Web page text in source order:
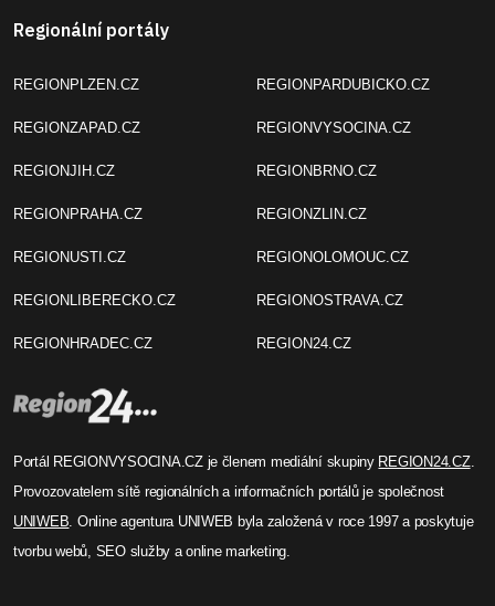
Regionální portály
REGIONPLZEN.CZ
REGIONZAPAD.CZ
REGIONJIH.CZ
REGIONPRAHA.CZ
REGIONUSTI.CZ
REGIONLIBERECKO.CZ
REGIONHRADEC.CZ
REGIONPARDUBICKO.CZ
REGIONVYSOCINA.CZ
REGIONBRNO.CZ
REGIONZLIN.CZ
REGIONOLOMOUC.CZ
REGIONOSTRAVA.CZ
REGION24.CZ
Portál REGIONVYSOCINA.CZ je členem mediální skupiny REGION24.CZ.
Provozovatelem sítě regionálních a informačních portálů je společnost
UNIWEB . Online agentura UNIWEB byla založená v roce 1997 a poskytuje
tvorbu webů, SEO služby a online marketing.